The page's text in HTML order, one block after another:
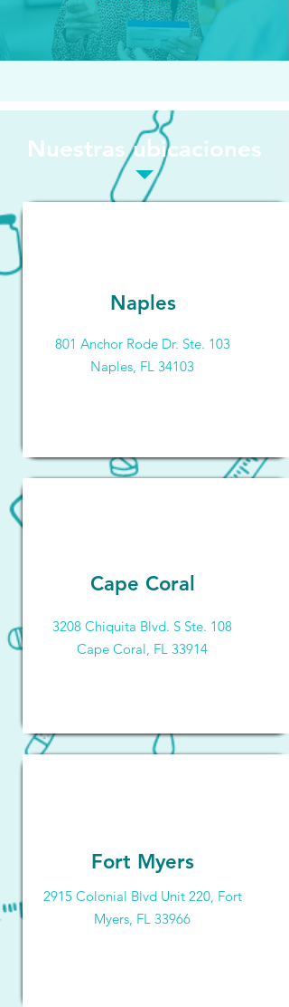
Nuestras ubicaciones
Naples
Cape Coral
Fort Myers
2915 Colonial Blvd Unit 220, Fort
Myers, FL 33966
3208 Chiquita Blvd. S Ste. 108
Cape Coral, FL 33914
801 Anchor Rode Dr. Ste. 103
Naples, FL 34103